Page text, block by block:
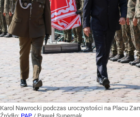
Karol Nawrocki podczas uroczystości na Placu